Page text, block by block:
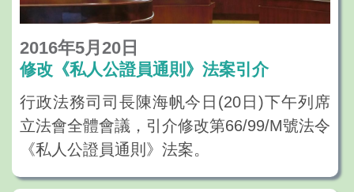
2016年5月20日
修改《私人公證員通則》法案引介
行政法務司司長陳海帆今日(20日)下午列席
立法會全體會議，引介修改第66/99/M號法令
《私人公證員通則》法案。